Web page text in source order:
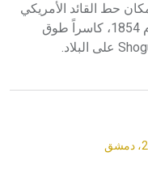
حط القائد الأمريكي
«ماثيو بيري» Matthew Perry رحاله عام 1854، كاسراً طوق